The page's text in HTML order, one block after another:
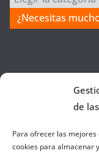
de
Para ofrecer las
cookies para almacenar
de
la
¿Necesitas
Colaborando con